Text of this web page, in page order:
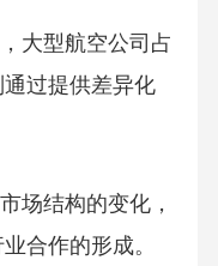
大型航空公司占
过提供差异化
场结构的变化，
合作的形成。